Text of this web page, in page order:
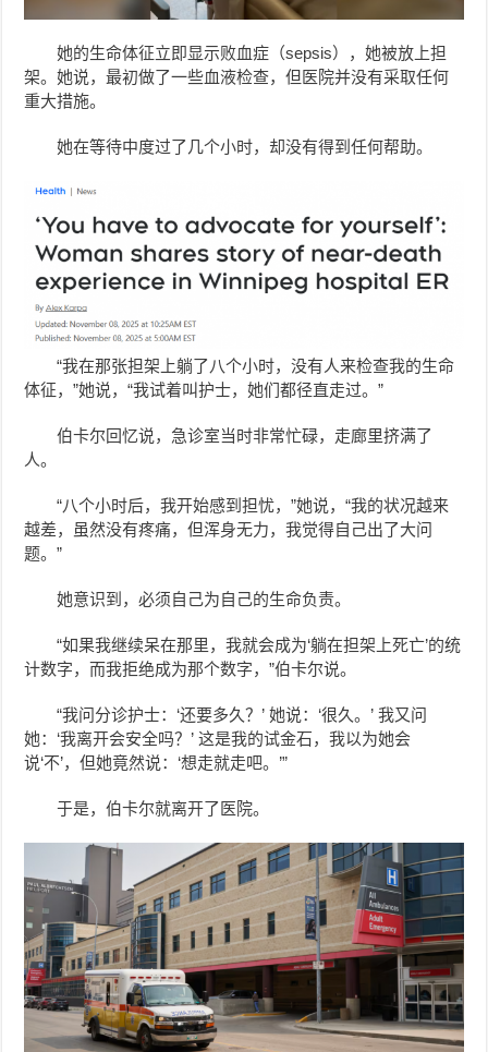
她的生命体征立即显示败血症（sepsis），她被放上担
架。她说，最初做了一些血液检查，但医院并没有采取任何
重大措施。
她在等待中度过了几个小时，却没有得到任何帮助。
“我在那张担架上躺了八个小时，没有人来检查我的生命
体征，”她说，“我试着叫护士，她们都径直走过。”
伯卡尔回忆说，急诊室当时非常忙碌，走廊里挤满了
人。
“八个小时后，我开始感到担忧，”她说，“我的状况越来
越差，虽然没有疼痛，但浑身无力，我觉得自己出了大问
题。”
她意识到，必须自己为自己的生命负责。
“如果我继续呆在那里，我就会成为‘躺在担架上死亡’的统
计数字，而我拒绝成为那个数字，”伯卡尔说。
“我问分诊护士：‘还要多久？’ 她说：‘很久。’ 我又问
她：‘我离开会安全吗？’ 这是我的试金石，我以为她会
说‘不’，但她竟然说：‘想走就走吧。’”
于是，伯卡尔就离开了医院。